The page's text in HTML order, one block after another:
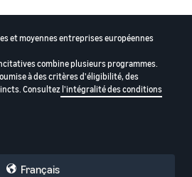
et moyennes entreprises européennes
combine plusieurs programmes.
à des critères d'éligibilité, des
Consultez l'intégralité des conditions
Français